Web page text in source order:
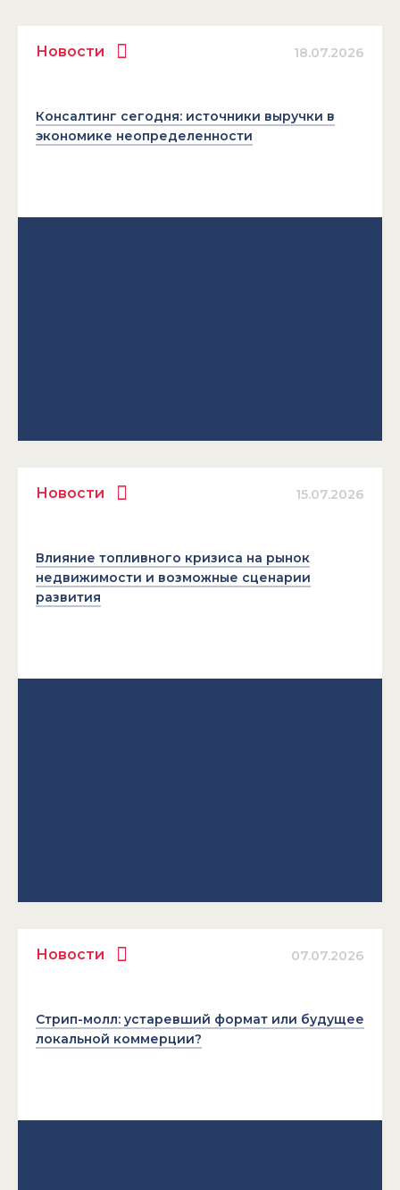
Новости 18.07.2026
Консалтинг сегодня: источники выручки в
экономике неопределенности
Новости 15.07.2026
Влияние топливного кризиса на рынок
недвижимости и возможные сценарии
развития
Новости 07.07.2026
Стрип-молл: устаревший формат или будущее
локальной коммерции?